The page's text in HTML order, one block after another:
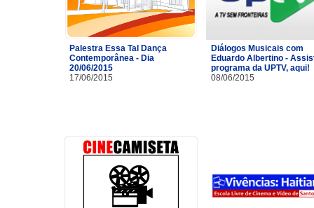
Palestra Essa Tal Dança
Contemporânea - Dia
20/06/2015
17/06/2015
Diálogos Musicais com
Eduardo Albertino -
programa da UPTV, aqui!
08/06/2015